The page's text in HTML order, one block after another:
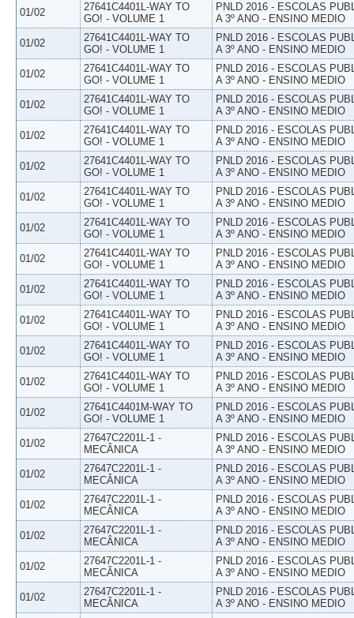
01/02
27641C4401L-WAY TO
GO! - VOLUME 1
PNLD 2016 - ESCOLAS
A 3º ANO - ENSINO MEDIO
01/02
27641C4401L-WAY TO
GO! - VOLUME 1
PNLD 2016 - ESCOLAS
A 3º ANO - ENSINO MEDIO
01/02
27641C4401L-WAY TO
GO! - VOLUME 1
PNLD 2016 - ESCOLAS
A 3º ANO - ENSINO MEDIO
01/02
27641C4401L-WAY TO
GO! - VOLUME 1
PNLD 2016 - ESCOLAS
A 3º ANO - ENSINO MEDIO
01/02
27641C4401L-WAY TO
GO! - VOLUME 1
PNLD 2016 - ESCOLAS
A 3º ANO - ENSINO MEDIO
01/02
27641C4401L-WAY TO
GO! - VOLUME 1
PNLD 2016 - ESCOLAS
A 3º ANO - ENSINO MEDIO
01/02
27641C4401L-WAY TO
GO! - VOLUME 1
PNLD 2016 - ESCOLAS
A 3º ANO - ENSINO MEDIO
01/02
27641C4401L-WAY TO
GO! - VOLUME 1
PNLD 2016 - ESCOLAS
A 3º ANO - ENSINO MEDIO
01/02
27641C4401L-WAY TO
GO! - VOLUME 1
PNLD 2016 - ESCOLAS
A 3º ANO - ENSINO MEDIO
01/02
27641C4401L-WAY TO
GO! - VOLUME 1
PNLD 2016 - ESCOLAS
A 3º ANO - ENSINO MEDIO
01/02
27641C4401L-WAY TO
GO! - VOLUME 1
PNLD 2016 - ESCOLAS
A 3º ANO - ENSINO MEDIO
01/02
27641C4401L-WAY TO
GO! - VOLUME 1
PNLD 2016 - ESCOLAS
A 3º ANO - ENSINO MEDIO
01/02
27641C4401L-WAY TO
GO! - VOLUME 1
PNLD 2016 - ESCOLAS
A 3º ANO - ENSINO MEDIO
01/02
27641C4401M-WAY TO
GO! - VOLUME 1
PNLD 2016 - ESCOLAS
A 3º ANO - ENSINO MEDIO
01/02
27647C2201L-1 -
MECÂNICA
PNLD 2016 - ESCOLAS
A 3º ANO - ENSINO MEDIO
01/02
27647C2201L-1 -
MECÂNICA
PNLD 2016 - ESCOLAS
A 3º ANO - ENSINO MEDIO
01/02
27647C2201L-1 -
MECÂNICA
PNLD 2016 - ESCOLAS
A 3º ANO - ENSINO MEDIO
01/02
27647C2201L-1 -
MECÂNICA
PNLD 2016 - ESCOLAS
A 3º ANO - ENSINO MEDIO
01/02
27647C2201L-1 -
MECÂNICA
PNLD 2016 - ESCOLAS
A 3º ANO - ENSINO MEDIO
01/02
27647C2201L-1 -
MECÂNICA
PNLD 2016 - ESCOLAS
A 3º ANO - ENSINO MEDIO